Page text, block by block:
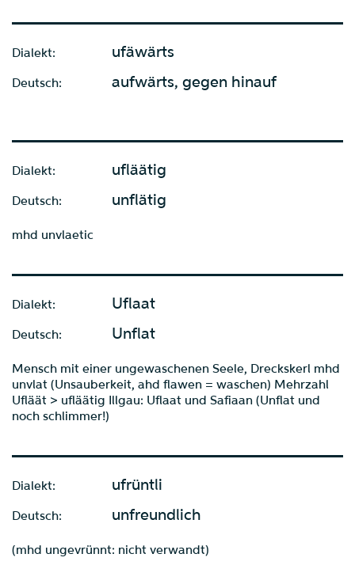
Dialekt: ufäwärts
Deutsch: aufwärts, gegen hinauf
Dialekt: ufläätig
Deutsch: unflätig
mhd unvlaetic
Dialekt: Uflaat
Deutsch: Unflat
Mensch mit einer ungewaschenen Seele, Dreckskerl mhd
unvlat (Unsauberkeit, ahd flawen = waschen) Mehrzahl
Ufläät > ufläätig Illgau: Uflaat und Safiaan (Unflat und
noch schlimmer!)
Dialekt: ufrüntli
Deutsch: unfreundlich
(mhd ungevrünnt: nicht verwandt)